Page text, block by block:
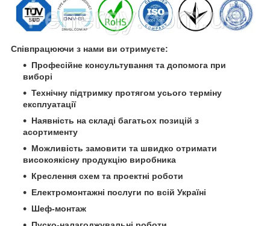
Співпрацюючи з нами ви отримуєте:
Професійне консультування та допомога при
виборі
Технічну підтримку протягом усього терміну
експлуатації
Наявність на складі багатьох позицій з
асортименту
Можливість замовити та швидко отримати
високоякісну продукцію виробника
Креслення схем та проектні роботи
Електромонтажні послуги по всій Україні
Шеф-монтаж